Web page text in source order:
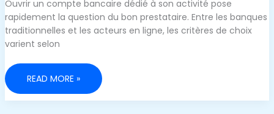
Ouvrir un compte bancaire dédié à son activité pose
rapidement la question du bon prestataire. Entre les banques
traditionnelles et les acteurs en ligne, les critères de choix
varient selon
À
S’ADRESSE
LE
READ MORE »